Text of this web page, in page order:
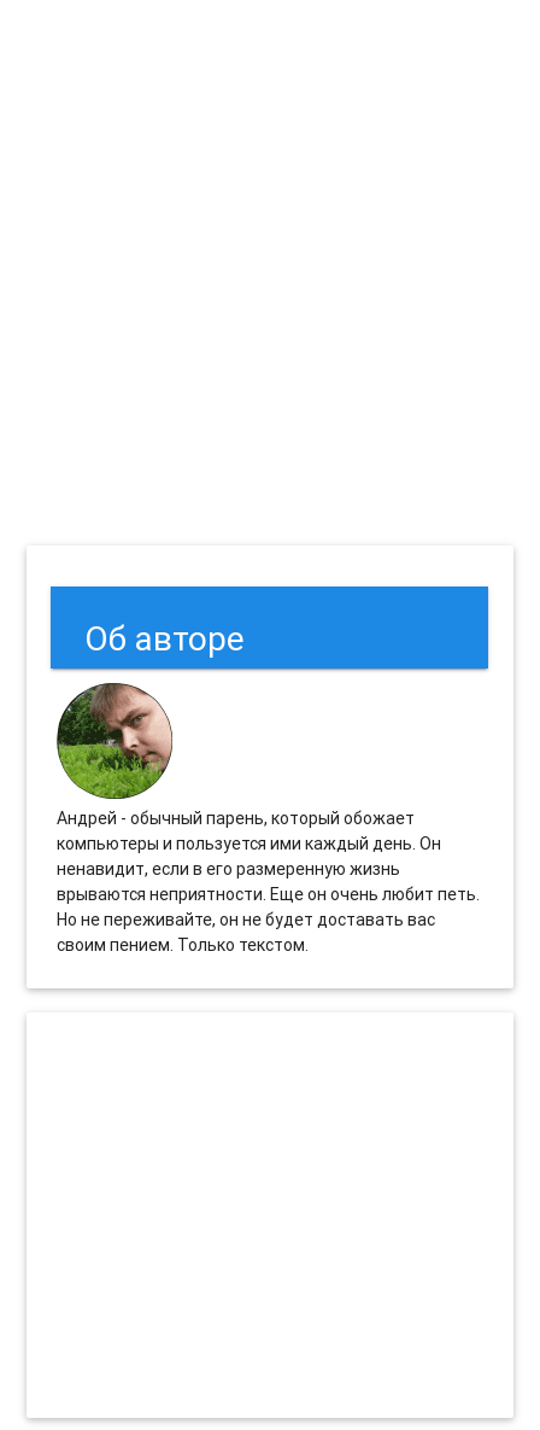
Об авторе
Андрей - обычный парень, который обожает
компьютеры и пользуется ими каждый день. Он
ненавидит, если в его размеренную жизнь
врываются неприятности. Еще он очень любит петь.
Но не переживайте, он не будет доставать вас
своим пением. Только текстом.